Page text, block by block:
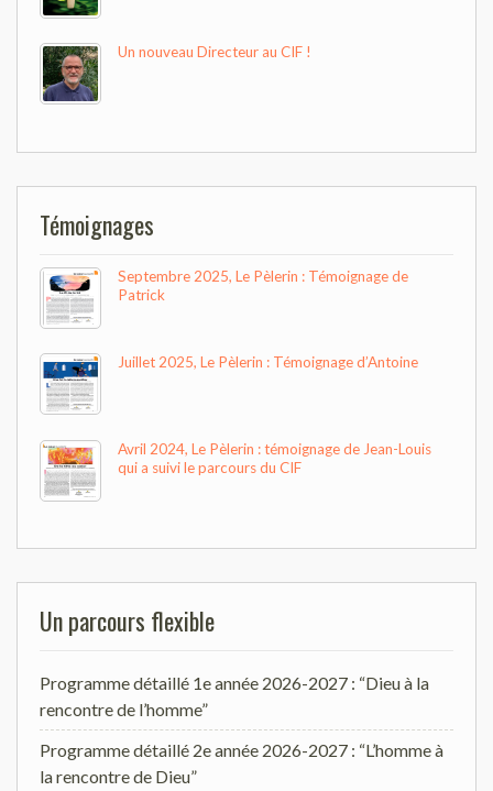
Un nouveau Directeur au CIF !
Témoignages
Septembre 2025, Le Pèlerin : Témoignage de
Patrick
Juillet 2025, Le Pèlerin : Témoignage d’Antoine
Avril 2024, Le Pèlerin : témoignage de Jean-Louis
qui a suivi le parcours du CIF
Un parcours flexible
Programme détaillé 1e année 2026-2027 : “Dieu à la
rencontre de l’homme”
Programme détaillé 2e année 2026-2027 : “L’homme à
la rencontre de Dieu”